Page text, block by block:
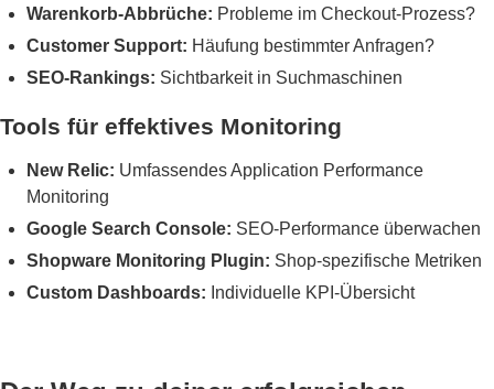
Warenkorb-Abbrüche: Probleme im Checkout-Prozess?
Customer Support: Häufung bestimmter Anfragen?
SEO-Rankings: Sichtbarkeit in Suchmaschinen
Tools für effektives Monitoring
New Relic: Umfassendes Application Performance
Monitoring
Google Search Console: SEO-Performance überwachen
Shopware Monitoring Plugin: Shop-spezifische Metriken
Custom Dashboards: Individuelle KPI-Übersicht